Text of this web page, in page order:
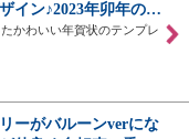
イン♪2023年卯年の…
かわいい年賀状のテンプレ
ーがバルーンverにな